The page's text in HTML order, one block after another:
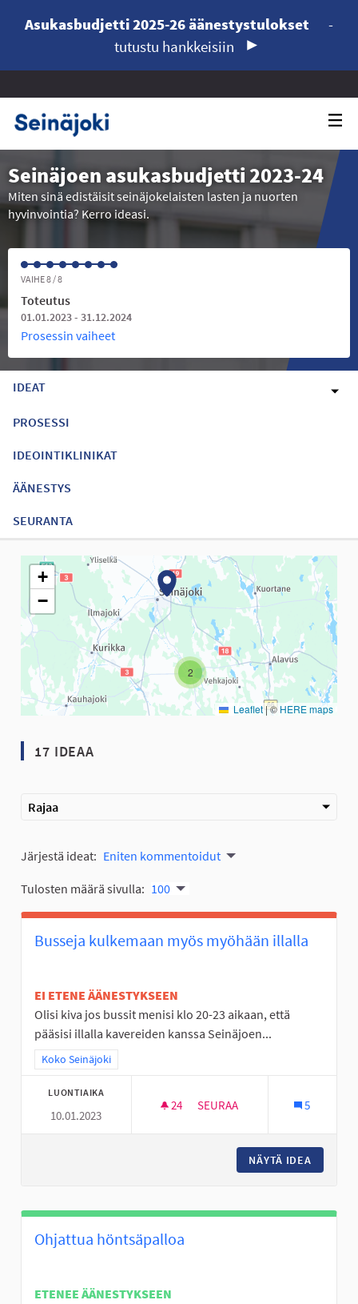
Asukasbudjetti 2025-26 äänestystulokset
-
tutustu hankkeisiin
Seinäjoen asukasbudjetti 2023-24
Miten sinä edistäisit seinäjokelaisten lasten ja nuorten
hyvinvointia? Kerro ideasi.
VAIHE 8 / 8
Toteutus
01.01.2023 - 31.12.2024
Prosessin vaiheet
IDEAT
PROSESSI
IDEOINTIKLINIKAT
ÄÄNESTYS
SEURANTA
Seuraavassa elementissä on kartta, joka esittää tämän
2
+
−
Leaflet|© HERE maps
17 IDEAA
Rajaa
Järjestä ideat: Eniten kommentoidut
Tulosten määrä sivulla: 100
Busseja kulkemaan myös myöhään illalla
EI ETENE ÄÄNESTYKSEEN
Olisi kiva jos bussit menisi klo 20-23 aikaan, että
pääsisi illalla kavereiden kanssa Seinäjoen...
Rajaa tulokset teeman mukaan: Koko Seinäjoki
Koko Seinäjoki
LUONTIAIKA
10.01.2023
24 24 SEURAAJAA
SEURAA 5
NÄYTÄ IDEA
Ohjattua höntsäpalloa
ETENEE ÄÄNESTYKSEEN